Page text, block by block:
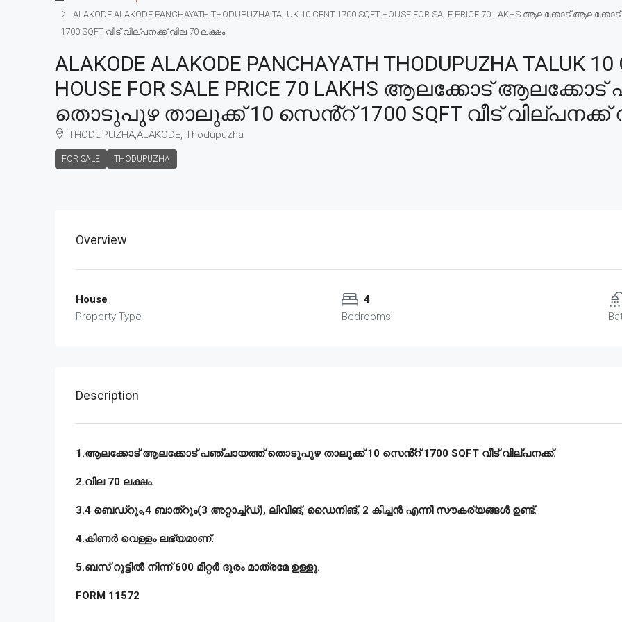
ALAKODE ALAKODE PANCHAYATH THODUPUZHA TALUK 10 CENT 1700 SQFT HOUSE FOR SALE PRICE 70 LAKHS
1700 SQFT വീട് വില്പനക്ക് വില 70 ലക്ഷം
ALAKODE ALAKODE PANCHAYATH THODUPUZHA TALUK
HOUSE FOR SALE PRICE 70 LAKHS ആലക്കോട്
തൊടുപുഴ താലൂക്ക് 10 സെൻ്റ് 1700 SQFT വീട് വില്പനക്ക്
THODUPUZHA,ALAKODE, Thodupuzha
FOR SALE THODUPUZHA
Overview
House
Property Type
4
Bedrooms
Description
1.ആലക്കോട് ആലക്കോട് പഞ്ചായത്ത് തൊടുപുഴ താലൂക്ക് 10 സെൻ്റ് 1700 SQFT വീട് വില്പനക്ക്.
2.വില 70 ലക്ഷം.
3.4 ബെഡ്റൂം,4 ബാത്റൂം(3 അറ്റാച്ച്ഡ്), ലിവിങ്, ഡൈനിങ്, 2 കിച്ചൻ എന്നീ സൗകര്യങ്ങൾ ഉണ്ട്.
4.കിണർ വെള്ളം ലഭ്യമാണ്.
5.ബസ് റൂട്ടിൽ നിന്ന് 600 മീറ്റർ ദൂരം മാത്രമേ ഉള്ളൂ.
FORM 11572